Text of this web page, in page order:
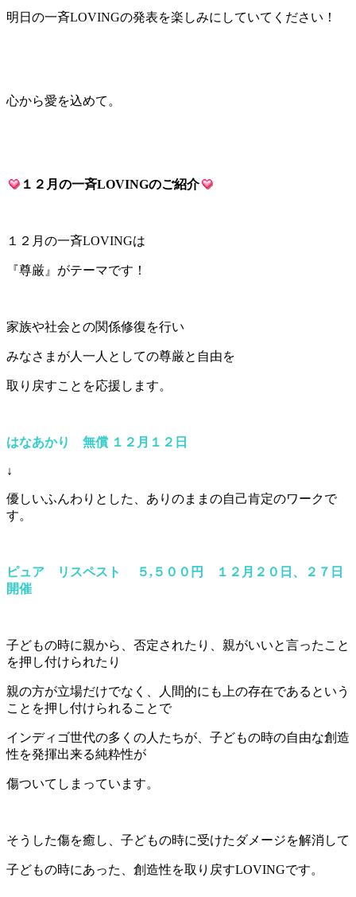
明日の一斉LOVINGの発表を楽しみにしていてください！
心から愛を込めて。
１２月の一斉LOVINGのご紹介
１２月の一斉LOVINGは
『尊厳』がテーマです！
家族や社会との関係修復を行い
みなさまが人一人としての尊厳と自由を
取り戻すことを応援します。
はなあかり 無償 １２月１２日
↓
優しいふんわりとした、ありのままの自己肯定のワークで
す。
ピュア リスペスト ５,５００円 １２月２０日、２７日
開催
子どもの時に親から、否定されたり、親がいいと言ったこと
を押し付けられたり
親の方が立場だけでなく、人間的にも上の存在であるという
ことを押し付けられることで
インディゴ世代の多くの人たちが、子どもの時の自由な創造
性を発揮出来る純粋性が
傷ついてしまっています。
そうした傷を癒し、子どもの時に受けたダメージを解消して
子どもの時にあった、創造性を取り戻すLOVINGです。